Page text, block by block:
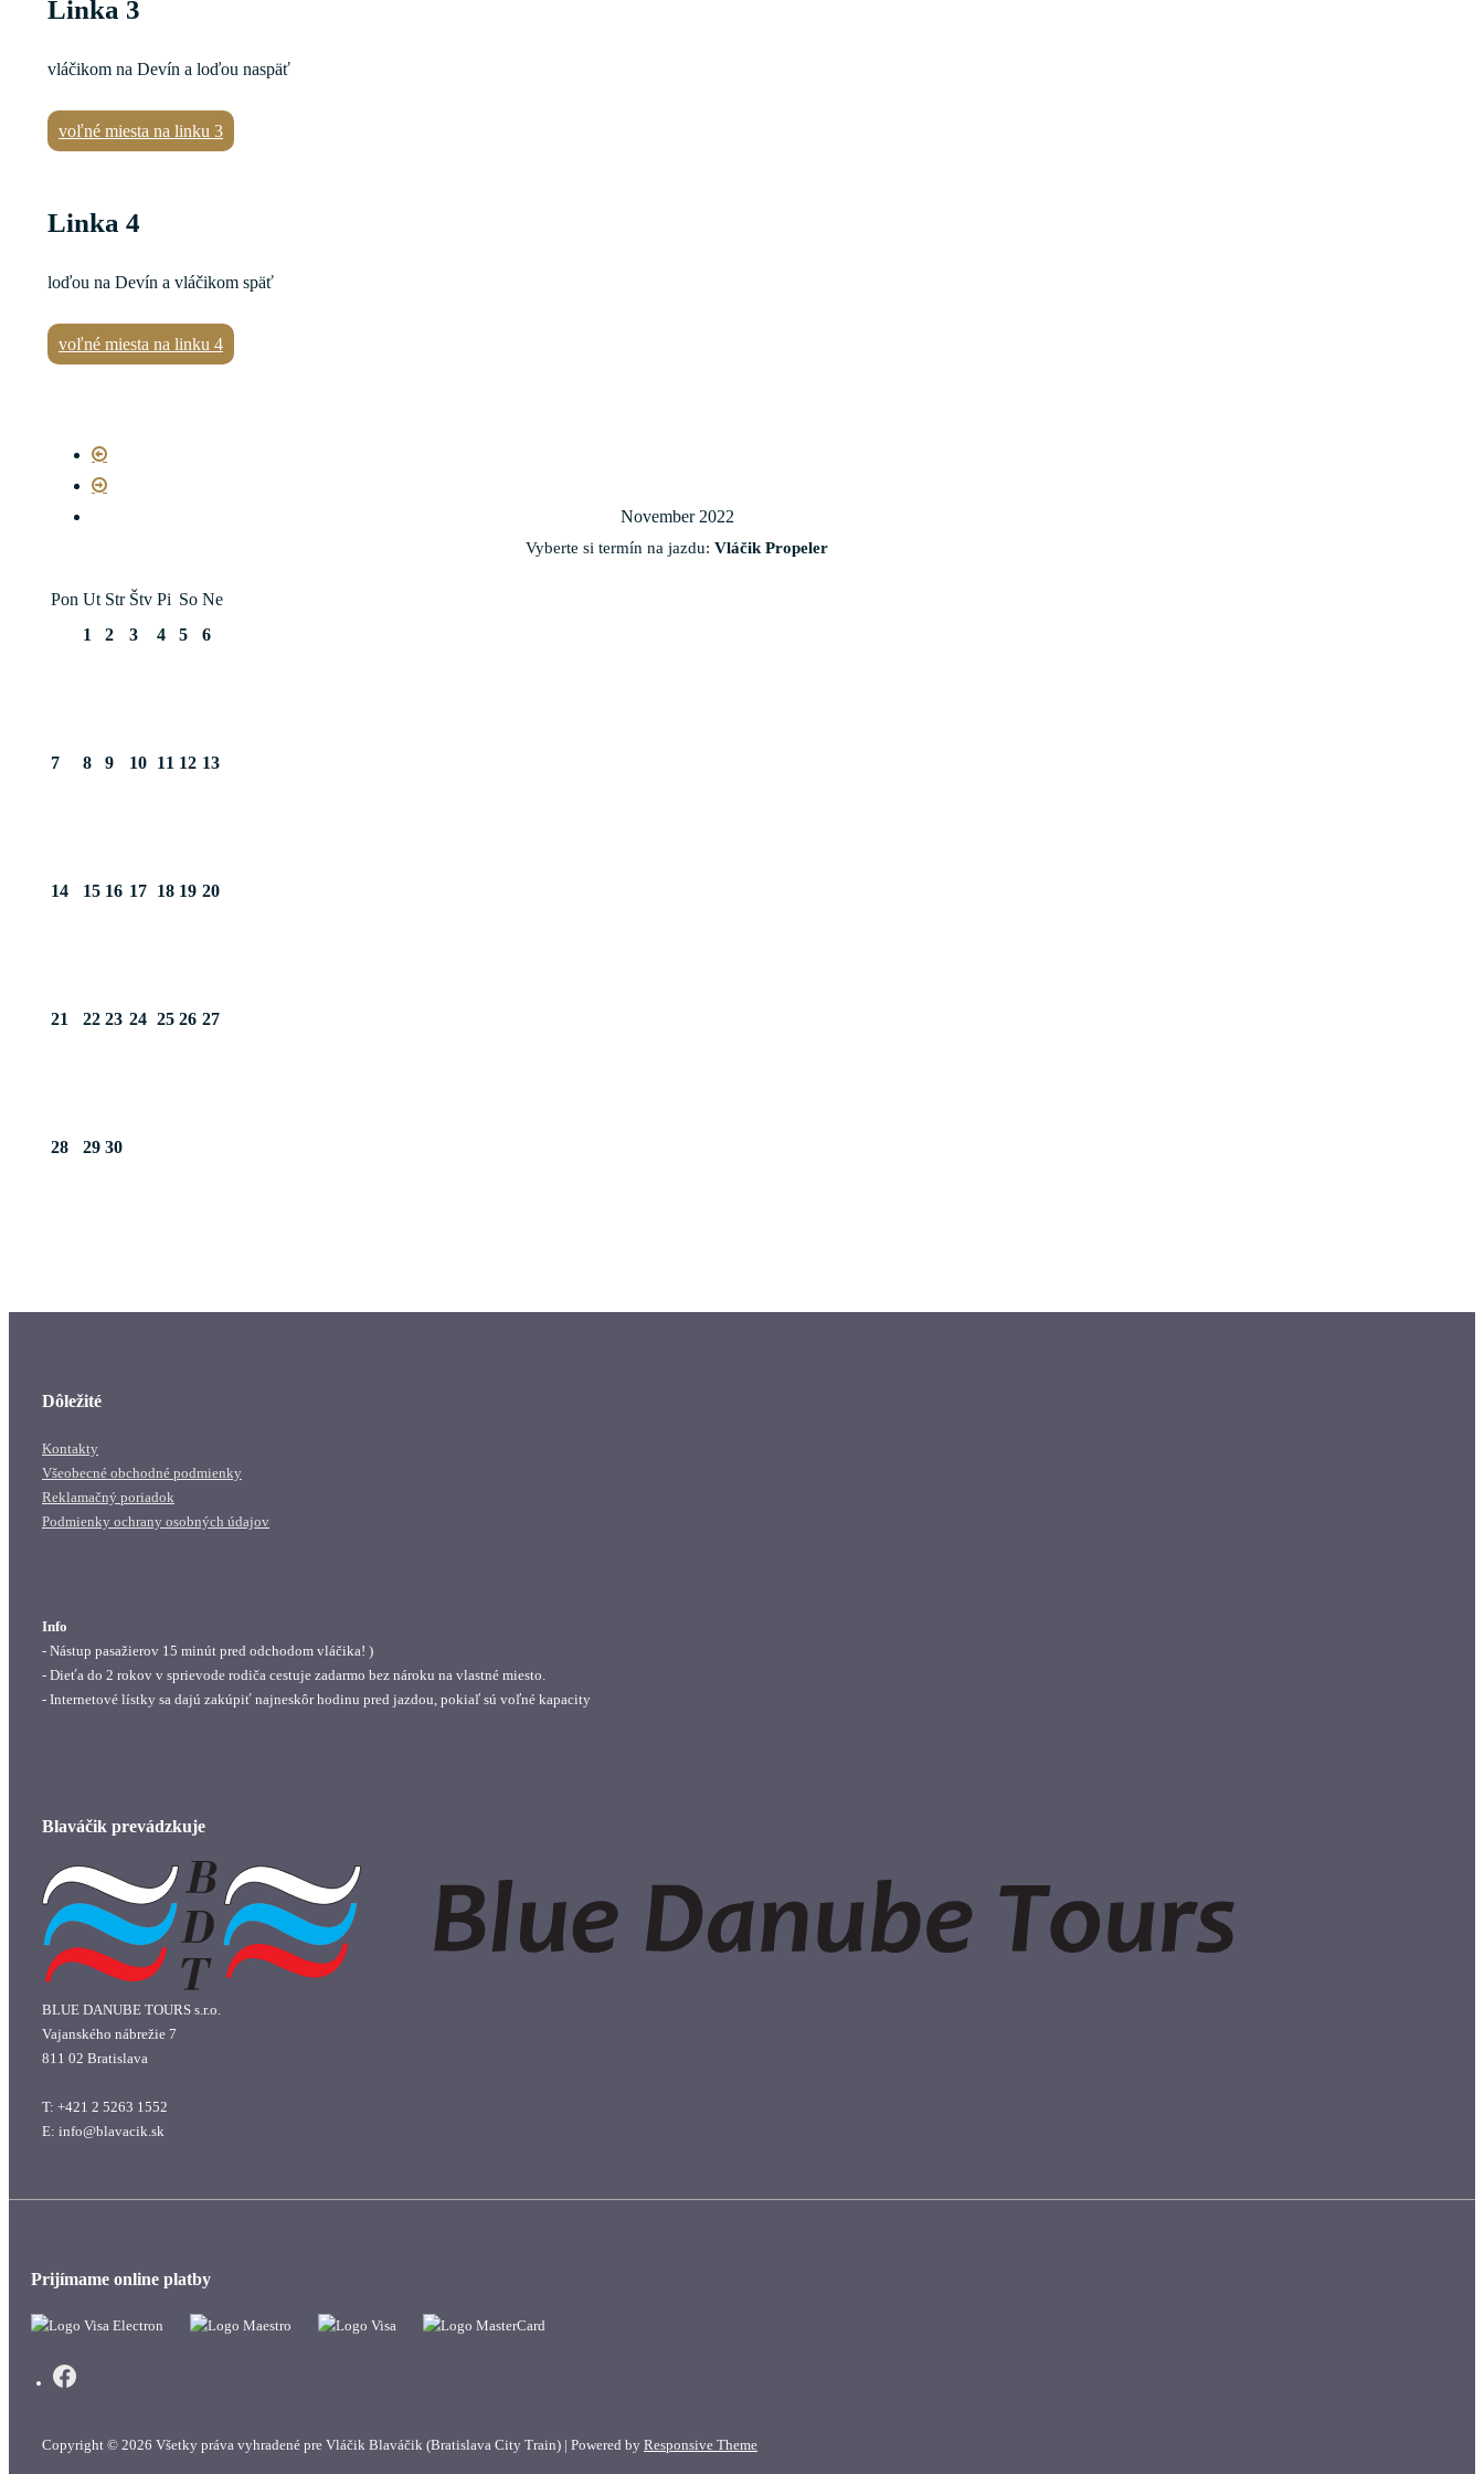
Linka 3
vláčikom na Devín a loďou naspäť
voľné miesta na linku 3
Linka 4
loďou na Devín a vláčikom späť
voľné miesta na linku 4
November 2022
Vyberte si termín na jazdu: Vláčik Propeler
Pon Ut Str Štv Pi So Ne
1
2 3 4 5 6
7 8 9 10 11 12 13
14 15 16 17 18 19 20
21 22 23 24 25 26 27
28 29 30
Dôležité
Kontakty
Všeobecné obchodné podmienky
Reklamačný poriadok
Podmienky ochrany osobných údajov
Info
- Nástup pasažierov 15 minút pred odchodom vláčika! )
- Dieťa do 2 rokov v sprievode rodiča cestuje zadarmo bez nároku na vlastné miesto.
- Internetové lístky sa dajú zakúpiť najneskôr hodinu pred jazdou, pokiaľ sú voľné kapacity
Blaváčik prevádzkuje
BLUE DANUBE TOURS s.r.o.
Vajanského nábrežie 7
811 02 Bratislava
T: +421 2 5263 1552
E: info@blavacik.sk
Prijímame online platby
Copyright © 2026 Všetky práva vyhradené pre Vláčik Blaváčik (Bratislava City Train) | Powered by Responsive Theme